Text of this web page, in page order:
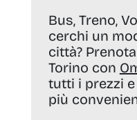
Bus, Treno,
cerchi un
città?
Torino con
tutti i prezzi e
più